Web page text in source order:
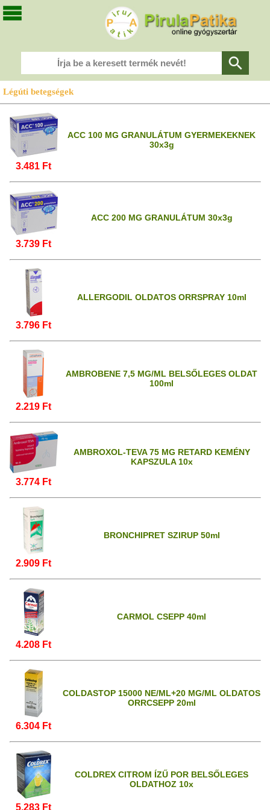
Légúti betegségek
3.481 Ft
ACC 100 MG GRANULÁTUM GYERMEKEKNEK
30x3g
3.739 Ft
ACC 200 MG GRANULÁTUM 30x3g
3.796 Ft
ALLERGODIL OLDATOS ORRSPRAY 10ml
2.219 Ft
AMBROBENE 7,5 MG/ML BELSŐLEGES OLDAT
100ml
3.774 Ft
AMBROXOL-TEVA 75 MG RETARD KEMÉNY
KAPSZULA 10x
2.909 Ft
BRONCHIPRET SZIRUP 50ml
4.208 Ft
CARMOL CSEPP 40ml
6.304 Ft
COLDASTOP 15000 NE/ML+20 MG/ML OLDATOS
ORRCSEPP 20ml
5.283 Ft
COLDREX CITROM ÍZŰ POR BELSŐLEGES
OLDATHOZ 10x